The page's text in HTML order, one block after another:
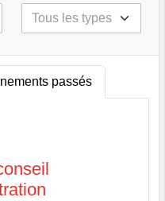
passés